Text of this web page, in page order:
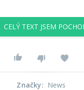
CELÝ TEXT JSEM
Značky: News